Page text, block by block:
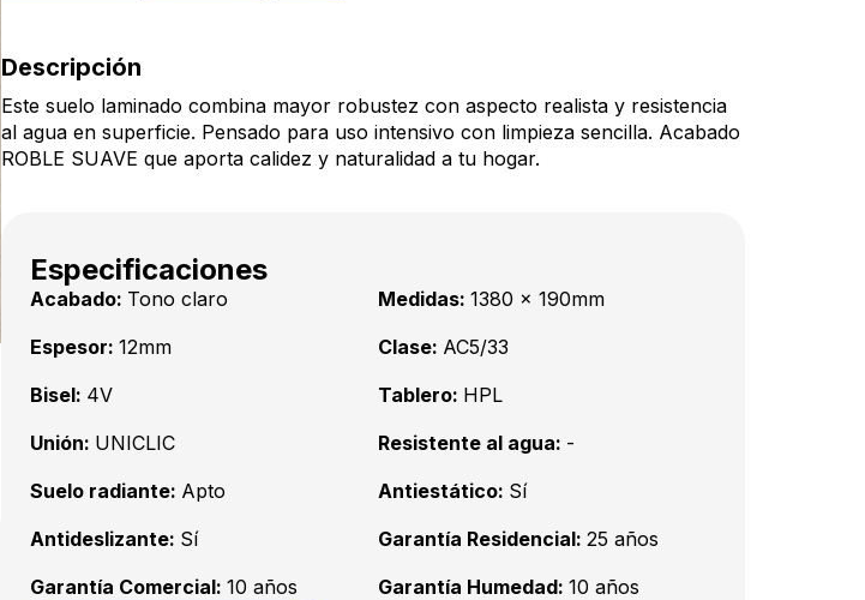
Descripción
Este suelo laminado combina mayor robustez con aspecto realista y resistencia
al agua en superficie. Pensado para uso intensivo con limpieza sencilla. Acabado
ROBLE SUAVE que aporta calidez y naturalidad a tu hogar.
Especificaciones
Acabado: Tono claro Medidas: 1380 x 190mm
Espesor: 12mm Clase: AC5/33
Bisel: 4V Tablero: HPL
Unión: UNICLIC Resistente al agua: -
Suelo radiante: Apto Antiestático: Sí
Antideslizante: Sí Garantía Residencial: 25 años
Garantía Comercial: 10 años Garantía Humedad: 10 años